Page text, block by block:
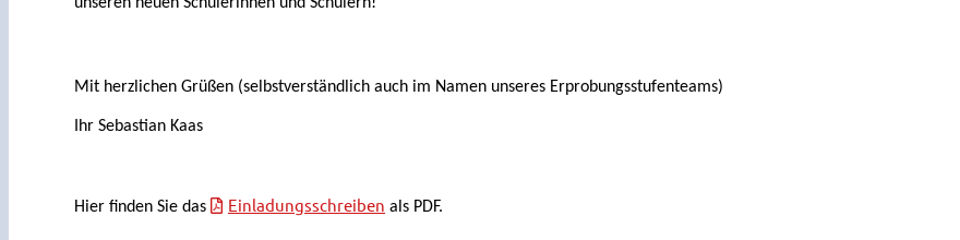
Mit herzlichen Grüßen (selbstverständlich auch im Namen unseres Erprobungsstufenteams)
Ihr Sebastian Kaas
Hier finden Sie das Einladungsschreiben als PDF.